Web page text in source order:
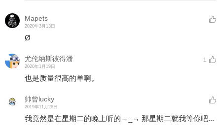
Mapets
2020年3月13日
Ø
尤伦纳斯彼得潘
2020年1月19日
1
也是质量很高的单啊。
帅曾lucky
2019年11月26日
我竟然是在星期二的晚上听的→_→ 那星期二就我等你吧...